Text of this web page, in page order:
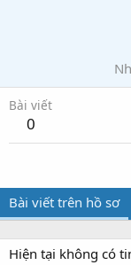
Bài viết
0
Bài viết trên hồ sơ
Hiện tại không có